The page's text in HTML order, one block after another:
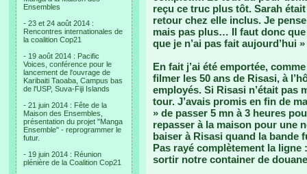
Ensembles
- 23 et 24 août 2014 :
Rencontres internationales de
la coalition Cop21
- 19 août 2014 : Pacific
Voices, conférence pour le
lancement de l'ouvrage de
Karibaiti Taoaba, Campus bas
de l'USP, Suva-Fiji Islands
- 21 juin 2014 : Fête de la
Maison des Ensembles,
présentation du projet "Manga
Ensemble" - reprogrammer le
futur.
- 19 juin 2014 : Réunion
plénière de la Coalition Cop21
reçu ce truc plus tôt. Sarah
retour chez elle inclus. Je
mais pas plus… Il faut donc que
que je n’ai pas fait aujourd’hui
En fait j’ai été emportée,
filmer les 50 ans de Risasi, à
employés. Si Risasi n’était pas
tour. J’avais promis en fin de
» de passer 5 mn à 3 heures
repasser à la maison pour une
baiser à Risasi quand la bande
Pas rayé complètement la
sortir notre container de